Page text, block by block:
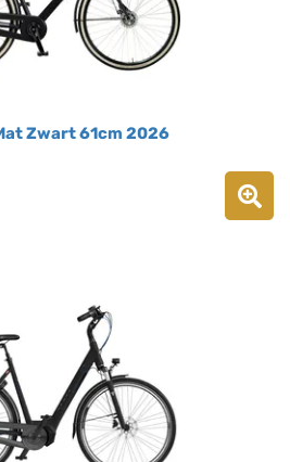
Zwart 61cm 2026